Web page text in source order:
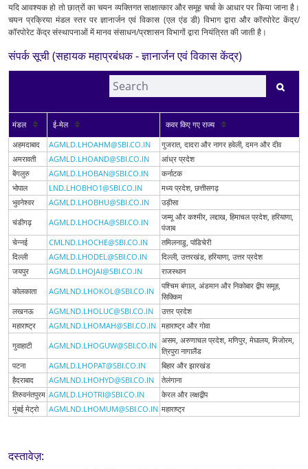
यदि आवश्यक हो तो छात्रों का चयन व्यक्तिगत साक्षात्कार और समूह चर्चा के आधार पर किया जाना है।
चयन प्रक्रिया मंडल स्‍तर पर ज्ञानार्जन एवं विकास (एल एंड डी) विभाग द्वारा और कॉरपोरेट केंद्र/
कॉरपोरेट केंद्र संस्‍थापनाओं में मानव संसाधन/प्रशासन विभागों द्वारा नियंत्रित की जाती है।
संपर्क सूची (सहायक महाप्रबंधक - ज्ञानार्जन एवं विकास केंद्र)
मंडल ई-मेल
कवर किए गए राज्य
अहमदाबाद
AGMLD.LHOAHM@SBI.CO.IN
गुजरात, दादरा और नागर हवेली, दमन और दीव
अमरावती
AGMLD.LHOAND@SBI.CO.IN
आंध्र प्रदेश
बेंगलुरु
AGMLD.LHOBAN@SBI.CO.IN
कर्नाटक
भोपाल
LND.LHOBHO1@SBI.CO.IN
मध्य प्रदेश, छत्तीसगढ़
भुवनेश्वर
AGMLD.LHOBHU@SBI.CO.IN
उड़ीसा
चंडीगढ़
AGMLD.LHOCHA@SBI.CO.IN
जम्मू और कश्मीर, लद्दाख, हिमाचल प्रदेश, हरियाणा,
पंजाब
चेन्नई
CMLND.LHOCHE@SBI.CO.IN
तमिलनाडु, पांडिचेरी
दिल्ली
AGMLD.LHODEL@SBI.CO.IN
दिल्ली, उत्तरखंड, हरियाणा, उत्तर प्रदेश
जयपुर
AGMLD.LHOJAI@SBI.CO.IN
राजस्थान
कोलकाता
AGMLND.LHOKOL@SBI.CO.IN
पश्चिम बंगाल, अंडमान और निकोबार द्वीप समूह,
सिक्किम
लखनऊ
AGMLND.LHOLUC@SBI.CO.IN
उत्तर प्रदेश
महाराष्ट्र
AGMLND.LHOMAH@SBI.CO.IN महाराष्ट्र और गोवा
गुवाहाटी
AGMLND.LHOGUW@SBI.CO.IN
असम, अरुणाचल प्रदेश, मणिपुर, मेघालय, मिजोरम,
त्रिपुरा नागालैंड
पटना
AGMLD.LHOPAT@SBI.CO.IN
बिहार और झारखंड
हैदराबाद
AGMLND.LHOHYD@SBI.CO.IN
तेलंगाना
तिरुवनंतपुरम AGMLD.LHOTRI@SBI.CO.IN
केरल और लक्षद्वीप
मुंबई मेट्रो
AGMLND.LHOMUM@SBI.CO.IN महाराष्ट्र
दस्तावेज़: